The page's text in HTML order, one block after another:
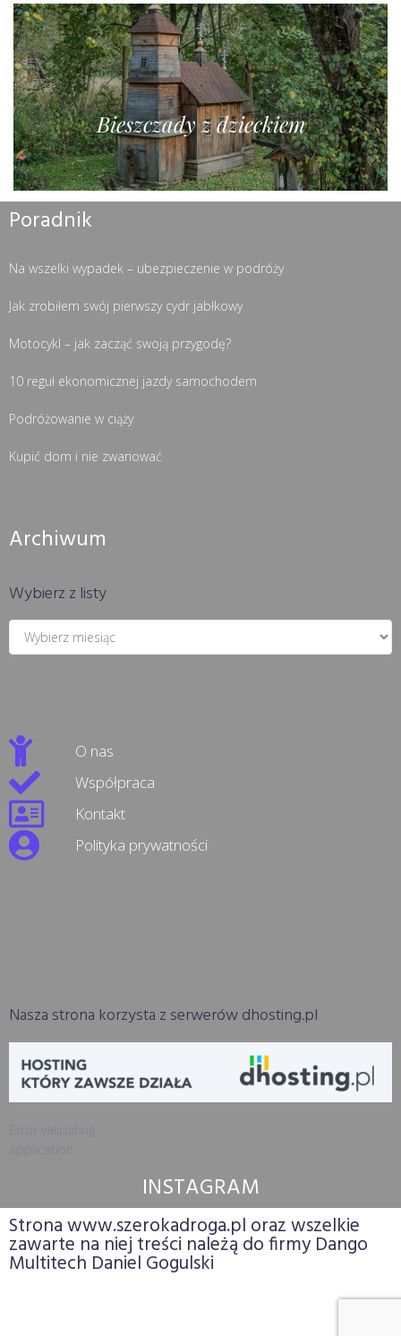
Bieszczady z dzieckiem
Poradnik
Na wszelki wypadek – ubezpieczenie w podróży
Jak zrobiłem swój pierwszy cydr jabłkowy
Motocykl – jak zacząć swoją przygodę?
10 reguł ekonomicznej jazdy samochodem
Podróżowanie w ciąży
Kupić dom i nie zwariować
Archiwum
Wybierz z listy
O nas
Współpraca
Kontakt
Polityka prywatności
Nasza strona korzysta z serwerów dhosting.pl
INSTAGRAM
Strona www.szerokadroga.pl oraz wszelkie
zawarte na niej treści należą do firmy Dango
Multitech Daniel Gogulski